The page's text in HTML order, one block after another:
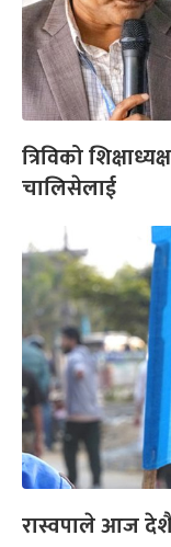
त्रिविको
चालिसेलाई
रास्वपाले आज